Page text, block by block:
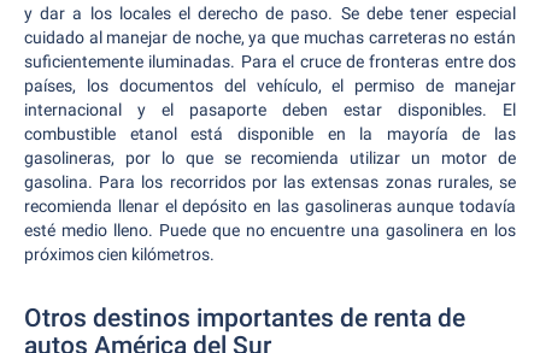
y dar a los locales el derecho de paso. Se debe tener especial
cuidado al manejar de noche, ya que muchas carreteras no están
suficientemente iluminadas. Para el cruce de fronteras entre dos
países, los documentos del vehículo, el permiso de manejar
internacional y el pasaporte deben estar disponibles. El
combustible etanol está disponible en la mayoría de las
gasolineras, por lo que se recomienda utilizar un motor de
gasolina. Para los recorridos por las extensas zonas rurales, se
recomienda llenar el depósito en las gasolineras aunque todavía
esté medio lleno. Puede que no encuentre una gasolinera en los
próximos cien kilómetros.
Otros destinos importantes de renta de
autos América del Sur